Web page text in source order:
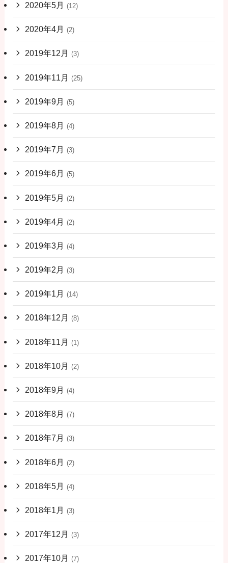
2020年5月 (12)
2020年4月 (2)
2019年12月 (3)
2019年11月 (25)
2019年9月 (5)
2019年8月 (4)
2019年7月 (3)
2019年6月 (5)
2019年5月 (2)
2019年4月 (2)
2019年3月 (4)
2019年2月 (3)
2019年1月 (14)
2018年12月 (8)
2018年11月 (1)
2018年10月 (2)
2018年9月 (4)
2018年8月 (7)
2018年7月 (3)
2018年6月 (2)
2018年5月 (4)
2018年1月 (3)
2017年12月 (3)
2017年10月 (7)